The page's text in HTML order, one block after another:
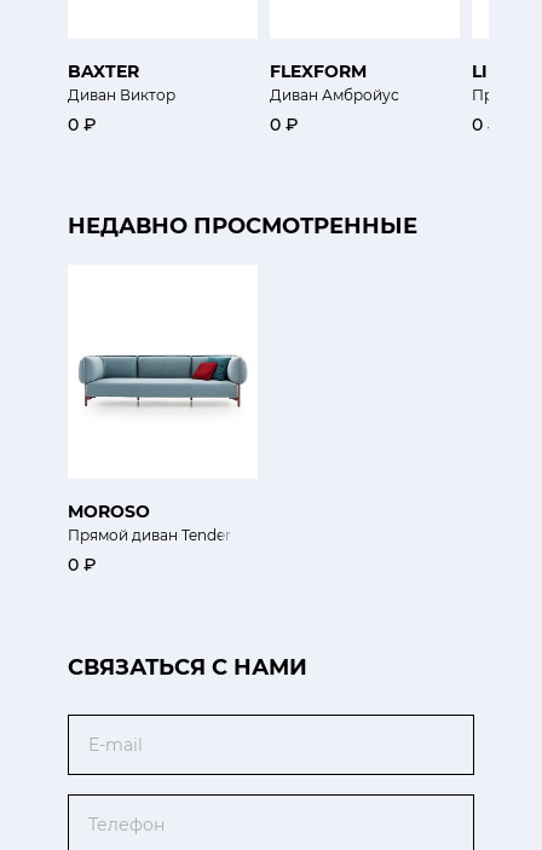
BAXTER
Диван Виктор
0 ₽
FLEXFORM
Диван Амбройус
0 ₽
LIU-JO
Прямой
0 ₽
НЕДАВНО ПРОСМОТРЕННЫЕ
MOROSO
Прямой диван Tender
0 ₽
CВЯЗАТЬСЯ С НАМИ